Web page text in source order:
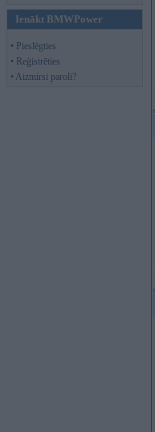
Ienākt BMWPower
• Pieslēgties
• Reģistrēties
• Aizmirsi paroli?